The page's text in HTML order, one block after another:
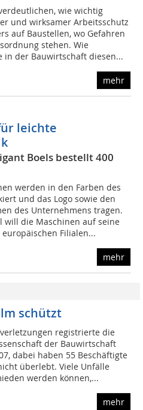
wie wichtig
und wirksamer Arbeitsschutz
auf Baustellen, wo Gefahren
stehen. Wie
in der Bauwirtschaft diesen...
mehr
leichte
Boels bestellt 400
werden in den Farben des
und das Logo sowie den
des Unternehmens tragen.
will die Maschinen auf seine
Filialen...
mehr
schützt
registrierte die
der Bauwirtschaft
dabei haben 55 Beschäftigte
überlebt. Viele Unfälle
werden können,...
mehr